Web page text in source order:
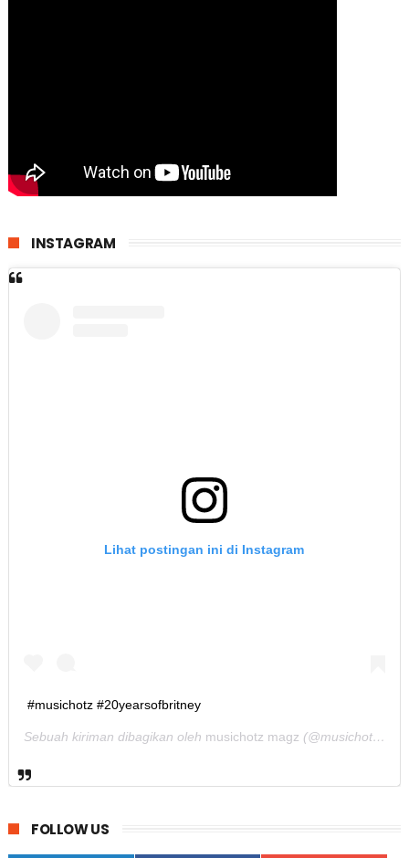
INSTAGRAM
Lihat postingan ini di Instagram
#musichotz #20yearsofbritney
Sebuah kiriman dibagikan oleh musichotz magz (@musichotz) pada
FOLLOW US